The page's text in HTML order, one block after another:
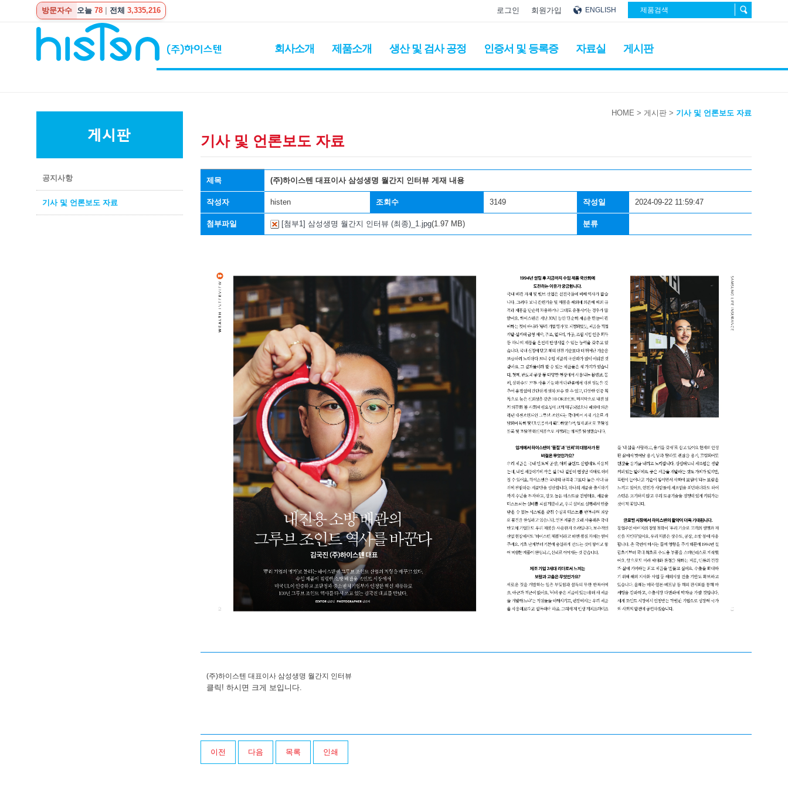
방문자수 오늘 78 전체 3,335,216 로그인 회원가입 ENGLISH
회사소개 제품소개 생산 및 검사 공정 인증서 및 등록증 자료실 게시판
공지사항
기사 및 언론보도 자료
HOME > 게시판 > 기사 및 언론보도 자료
기사 및 언론보도 자료
제목 (주)하이스텐 대표이사 삼성생명 월간지 인터뷰 게재 내용
작성자 histen 조회수 3149 작성일 2024-09-22 11:59:47
첨부파일 [첨부1] 삼성생명 월간지 인터뷰 (최종)_1.jpg(1.97 MB) 분류
(주)하이스텐 대표이사 삼성생명 월간지 인터뷰
클릭! 하시면 크게 보입니다.
이전 다음 목록 인쇄